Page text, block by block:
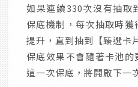
如果連續330次沒有抽取
保底機制，每次抽取時
提升，直到抽到【臻選卡
保底效果不會隨著卡池
這一次保底，將開啟下一